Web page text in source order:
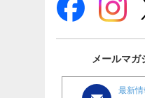
メールマガ
最新情